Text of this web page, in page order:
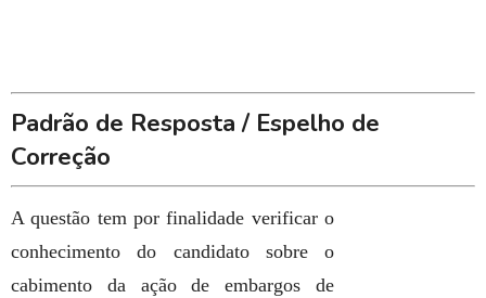
Padrão de Resposta / Espelho de
Correção
A questão tem por finalidade verificar o
conhecimento do candidato sobre o
cabimento da ação de embargos de